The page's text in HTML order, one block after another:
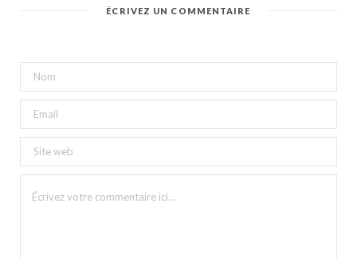
ÉCRIVEZ UN COMMENTAIRE